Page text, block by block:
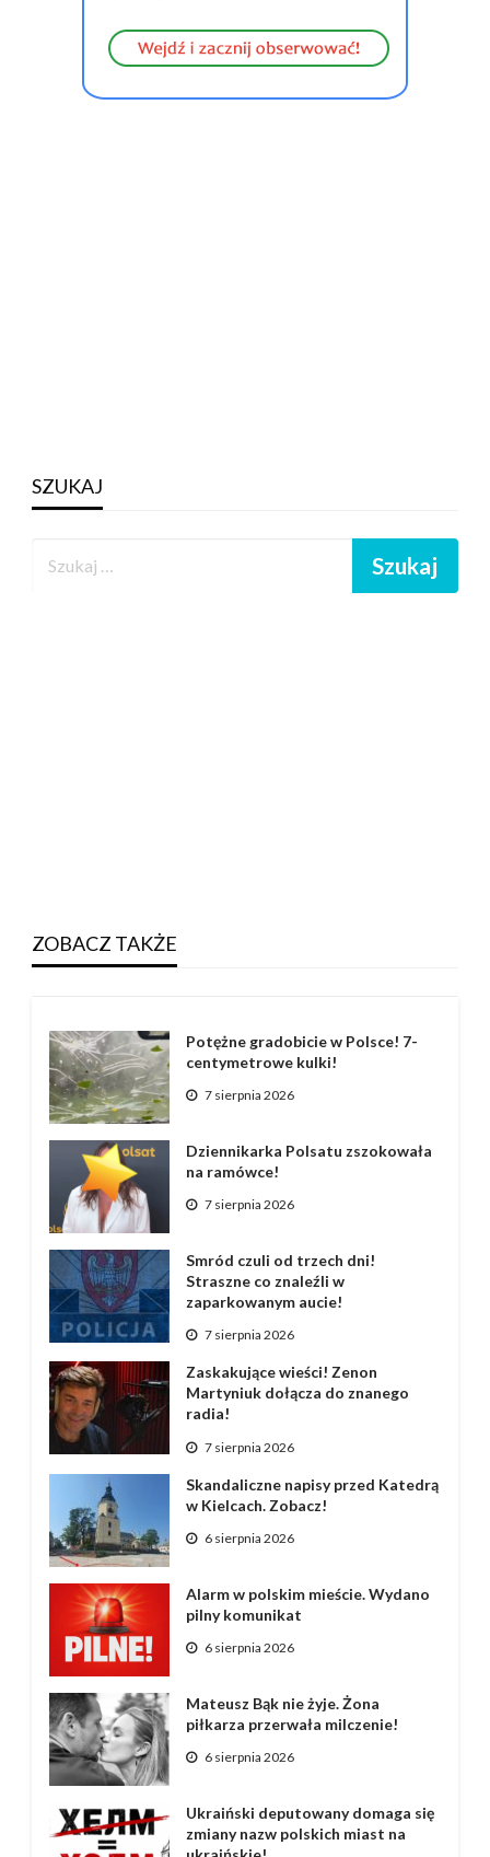
SZUKAJ
ZOBACZ TAKŻE
Potężne gradobicie w Polsce! 7-
centymetrowe kulki!
7 sierpnia 2026
Dziennikarka Polsatu zszokowała
na ramówce!
7 sierpnia 2026
Smród czuli od trzech dni!
Straszne co znaleźli w
zaparkowanym aucie!
7 sierpnia 2026
Zaskakujące wieści! Zenon
Martyniuk dołącza do znanego
radia!
7 sierpnia 2026
Skandaliczne napisy przed Katedrą
w Kielcach. Zobacz!
6 sierpnia 2026
Alarm w polskim mieście. Wydano
pilny komunikat
6 sierpnia 2026
Mateusz Bąk nie żyje. Żona
piłkarza przerwała milczenie!
6 sierpnia 2026
Ukraiński deputowany domaga się
zmiany nazw polskich miast na